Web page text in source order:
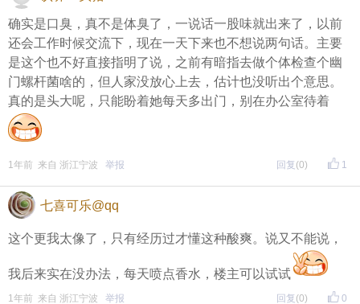
确实是口臭，真不是体臭了，一说话一股味就出来了，以前
还会工作时候交流下，现在一天下来也不想说两句话。主要
是这个也不好直接指明了说，之前有暗指去做个体检查个幽
门螺杆菌啥的，但人家没放心上去，估计也没听出个意思。
真的是头大呢，只能盼着她每天多出门，别在办公室待着
1
1年前 来自 浙江宁波 举报 回复 (0)
七喜可乐@qq
这个更我太像了，只有经历过才懂这种酸爽。说又不能说，
我后来实在没办法，每天喷点香水，楼主可以试试
0
1年前 来自 浙江宁波 举报 回复 (0)